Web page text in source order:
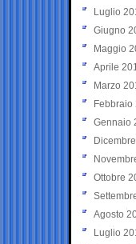
Luglio
Giugno
Maggio
Aprile
Marzo
Febbraio
Gennaio
Ottobre
Agosto
Luglio